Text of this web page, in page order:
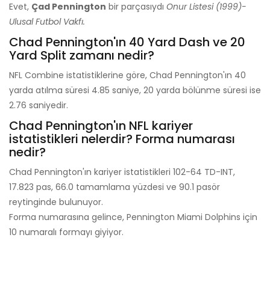
Evet, Çad Pennington bir parçasıydı Onur Listesi (1999)-
Ulusal Futbol Vakfı.
Chad Pennington'ın 40 Yard Dash ve 20
Yard Split zamanı nedir?
NFL Combine istatistiklerine göre, Chad Pennington'ın 40
yarda atılma süresi 4.85 saniye, 20 yarda bölünme süresi ise
2.76 saniyedir.
Chad Pennington'ın NFL kariyer
istatistikleri nelerdir? Forma numarası
nedir?
Chad Pennington'ın kariyer istatistikleri 102-64 TD-INT,
17.823 pas, 66.0 tamamlama yüzdesi ve 90.1 pasör
reytinginde bulunuyor.
Forma numarasına gelince, Pennington Miami Dolphins için
10 numaralı formayı giyiyor.